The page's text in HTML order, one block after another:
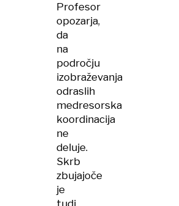
Profesor
opozarja,
da
na
področju
izobraževanja
odraslih
medresorska
koordinacija
ne
deluje.
Skrb
zbujajoče
je